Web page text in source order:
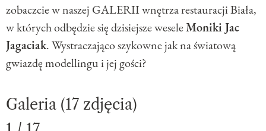
zobaczcie w naszej GALERII wnętrza restauracji Biała,
w których odbędzie się dzisiejsze weseleMoniki Jac
Jagaciak. Wystraczająco szykowne jak na światową
gwiazdę modellingu i jej gości?
Galeria (17 zdjęcia)